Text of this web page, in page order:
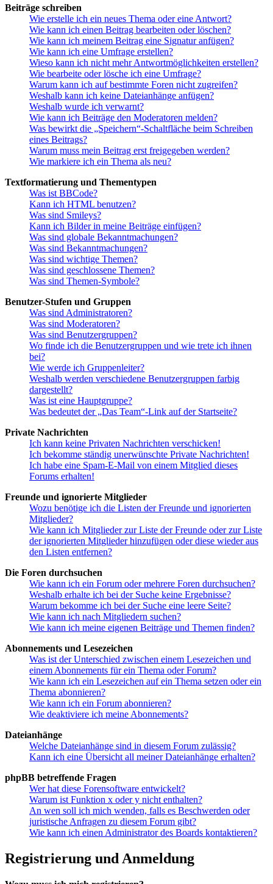
Beiträge schreiben
Wie erstelle ich ein neues Thema oder eine Antwort?
Wie kann ich einen Beitrag bearbeiten oder löschen?
Wie kann ich meinem Beitrag eine Signatur anfügen?
Wie kann ich eine Umfrage erstellen?
Wieso kann ich nicht mehr Antwortmöglichkeiten erstellen?
Wie bearbeite oder lösche ich eine Umfrage?
Warum kann ich auf bestimmte Foren nicht zugreifen?
Weshalb kann ich keine Dateianhänge anfügen?
Weshalb wurde ich verwarnt?
Wie kann ich Beiträge den Moderatoren melden?
Was bewirkt die „Speichern“-Schaltfläche beim Schreiben
eines Beitrags?
Warum muss mein Beitrag erst freigegeben werden?
Wie markiere ich ein Thema als neu?
Textformatierung und Thementypen
Was ist BBCode?
Kann ich HTML benutzen?
Was sind Smileys?
Kann ich Bilder in meine Beiträge einfügen?
Was sind globale Bekanntmachungen?
Was sind Bekanntmachungen?
Was sind wichtige Themen?
Was sind geschlossene Themen?
Was sind Themen-Symbole?
Benutzer-Stufen und Gruppen
Was sind Administratoren?
Was sind Moderatoren?
Was sind Benutzergruppen?
Wo finde ich die Benutzergruppen und wie trete ich ihnen
bei?
Wie werde ich Gruppenleiter?
Weshalb werden verschiedene Benutzergruppen farbig
dargestellt?
Was ist eine Hauptgruppe?
Was bedeutet der „Das Team“-Link auf der Startseite?
Private Nachrichten
Ich kann keine Privaten Nachrichten verschicken!
Ich bekomme ständig unerwünschte Private Nachrichten!
Ich habe eine Spam-E-Mail von einem Mitglied dieses
Forums erhalten!
Freunde und ignorierte Mitglieder
Wozu benötige ich die Listen der Freunde und ignorierten
Mitglieder?
Wie kann ich Mitglieder zur Liste der Freunde oder zur Liste
der ignorierten Mitglieder hinzufügen oder diese wieder aus
den Listen entfernen?
Die Foren durchsuchen
Wie kann ich ein Forum oder mehrere Foren durchsuchen?
Weshalb erhalte ich bei der Suche keine Ergebnisse?
Warum bekomme ich bei der Suche eine leere Seite?
Wie kann ich nach Mitgliedern suchen?
Wie kann ich meine eigenen Beiträge und Themen finden?
Abonnements und Lesezeichen
Was ist der Unterschied zwischen einem Lesezeichen und
einem Abonnements für ein Thema oder Forum?
Wie kann ich ein Lesezeichen auf ein Thema setzen oder ein
Thema abonnieren?
Wie kann ich ein Forum abonnieren?
Wie deaktiviere ich meine Abonnements?
Dateianhänge
Welche Dateianhänge sind in diesem Forum zulässig?
Kann ich eine Übersicht all meiner Dateianhänge erhalten?
phpBB betreffende Fragen
Wer hat diese Forensoftware entwickelt?
Warum ist Funktion x oder y nicht enthalten?
An wen soll ich mich wenden, falls es Beschwerden oder
juristische Anfragen zu diesem Forum gibt?
Wie kann ich einen Administrator des Boards kontaktieren?
Registrierung und Anmeldung